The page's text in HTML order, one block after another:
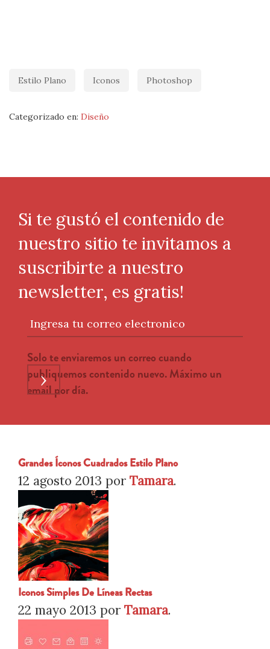
Estilo Plano Iconos Photoshop
Categorizado en: Diseño
Si te gustó el contenido de
nuestro sitio te invitamos a
suscribirte a nuestro
newsletter, es gratis!
Ingresa tu correo electronico
Solo te enviaremos un correo cuando
publiquemos contenido nuevo. Máximo un
email por día.
›
Grandes Íconos Cuadrados Estilo Plano
12 agosto 2013 por Tamara.
Iconos Simples De Líneas Rectas
22 mayo 2013 por Tamara.